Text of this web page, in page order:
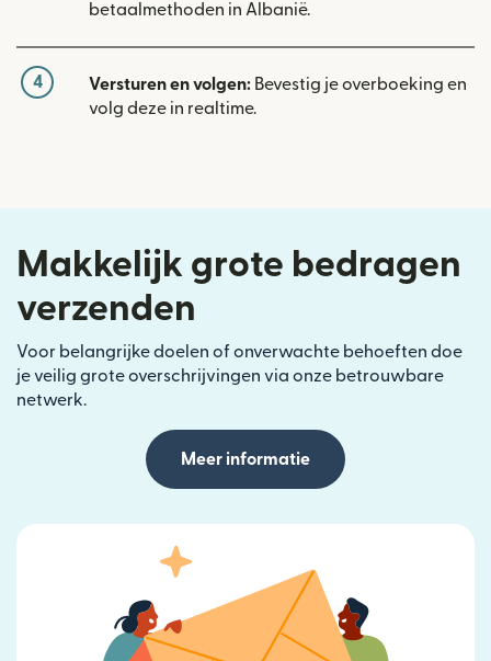
betaalmethoden in Albanië.
4 Versturen en volgen: Bevestig je overboeking en
volg deze in realtime.
Makkelijk grote bedragen
verzenden
Voor belangrijke doelen of onverwachte behoeften doe
je veilig grote overschrijvingen via onze betrouwbare
netwerk.
Meer informatie